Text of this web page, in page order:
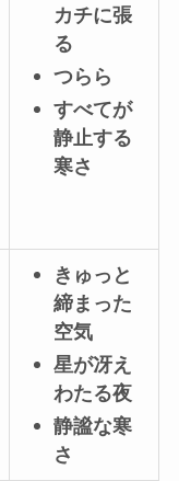
カチに張
る
つらら
すべてが
静止する
寒さ
きゅっと
締まった
空気
星が冴え
わたる夜
静謐な寒
さ